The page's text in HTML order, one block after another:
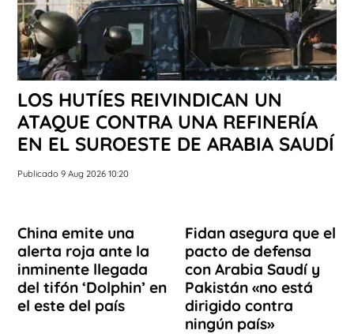
LOS HUTÍES REIVINDICAN UN
ATAQUE CONTRA UNA REFINERÍA
EN EL SUROESTE DE ARABIA SAUDÍ
Publicado 9 Aug 2026 10:20
China emite una
alerta roja ante la
inminente llegada
del tifón ‘Dolphin’ en
el este del país
Fidan asegura que el
pacto de defensa
con Arabia Saudí y
Pakistán «no está
dirigido contra
ningún país»